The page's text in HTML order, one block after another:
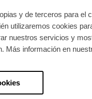
34/2002, del 11
la sociedad
836, folio 208, full
con la
972 27 62 62 o
y de terceros para el
utilizaremos cookies
nuestros servicios y
Más información en